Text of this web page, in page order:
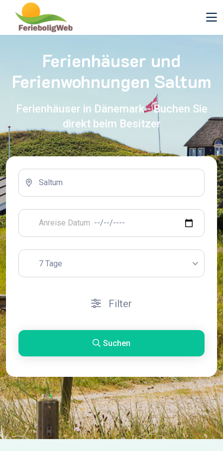
Ferienhäuser und
Ferienwohnungen Saltum
Ferienhäuser in Dänemark - Buchen Sie
direkt beim Besitzer
7 Tage
Filter
Suchen